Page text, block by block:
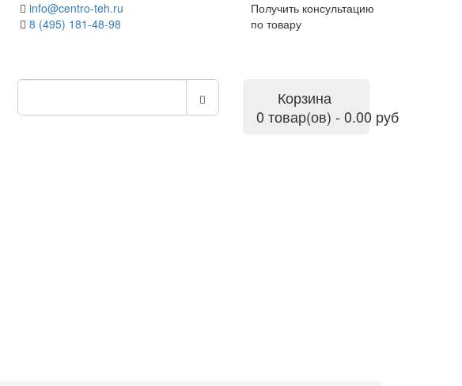
info@centro-teh.ru
8 (495) 181-48-98
Получить консультацию
по товару
Корзина
0 товар(ов) - 0.00 руб